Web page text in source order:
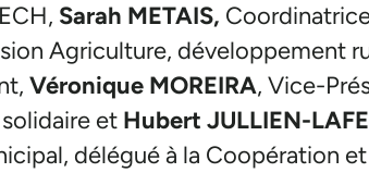
Sarah METAIS,
Agriculture, développement
Véronique MOREIRA, Vice-
et Hubert JULLIEN-
délégué à la Coopération